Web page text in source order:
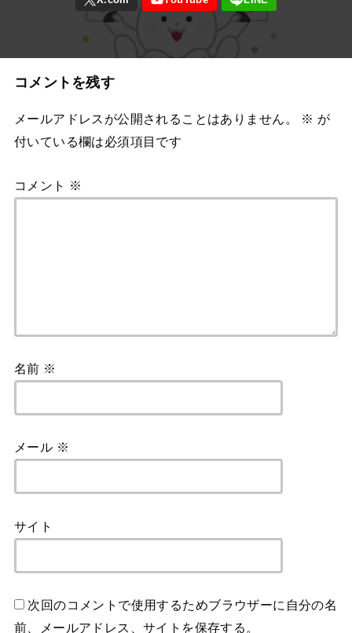
コメントを残す
メールアドレスが公開されることはありません。 ※ が
付いている欄は必須項目です
コメント ※
名前 ※
メール ※
サイト
次回のコメントで使用するためブラウザーに自分の名
前、メールアドレス、サイトを保存する。